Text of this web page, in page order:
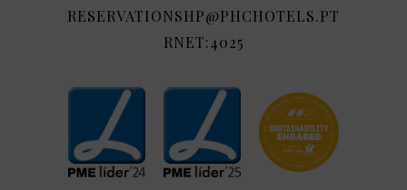
RESERVATIONSHP@PHCHOTELS.PT
RNET:4025